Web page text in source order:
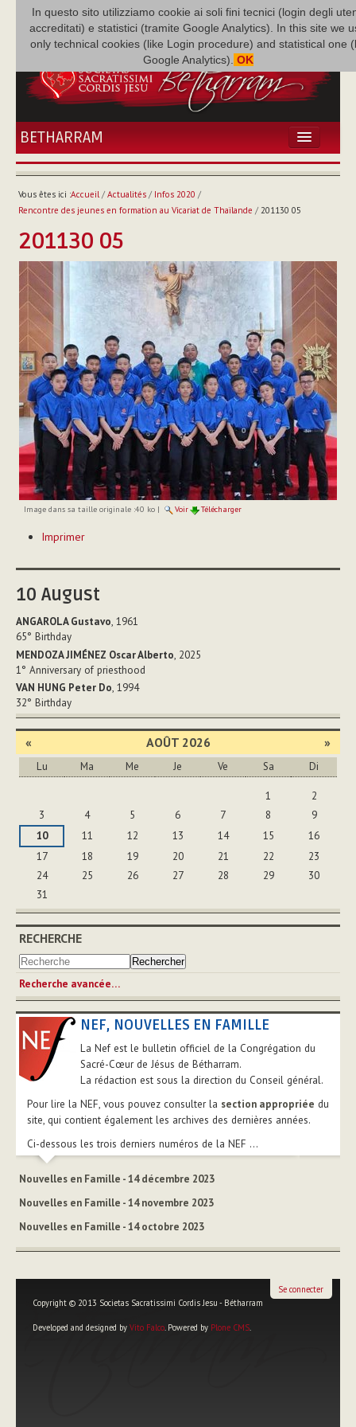
In questo sito utilizziamo cookie ai soli fini tecnici (login degli
accreditati) e statistici (tramite Google Analytics). In this site we
only technical cookies (like Login procedure) and statistical one
Google Analytics). OK
BETHARRAM
ACCUEIL
BÉTHARRAM
MISSION
NEF
MULTIMÉDIA
P. AUGUSTE ETCHÉCOPAR
Vous êtes ici :Accueil/ Actualités/ Infos 2020 /
Rencontre des jeunes en formation au Vicariat de Thaïlande / 201130 05
201130 05
Image dans sa taille originale :40 ko| Voir Télécharger
sur
document
Imprimer
10 August
ANGAROLA Gustavo, 1961
65° Birthday
MENDOZA JIMÉNEZ Oscar Alberto, 2025
1° Anniversary of priesthood
VAN HUNG Peter Do, 1994
32° Birthday
« AOÛT 2026 »
Lu Ma Me Je Ve Sa Di
1
2
3
4 5 6 7 8
9
10
11 12 13 14 15
16
17
18 19 20 21 22
23
24
25 26 27 28 29
30
31
RECHERCHE
Recherche avancée…
NEF, NOUVELLES EN FAMILLE
La Nef est le bulletin officiel de la Congrégation du
Sacré-Cœur de Jésus de Bétharram.
La rédaction est sous la direction du Conseil général.
Pour lire la NEF, vous pouvez consulter la section appropriée du
site, qui contient également les archives des dernières années.
Ci-dessous les trois derniers numéros de la NEF ...
Nouvelles en Famille - 14 décembre 2023
Nouvelles en Famille - 14 novembre 2023
Nouvelles en Famille - 14 octobre 2023
Copyright © 2013 Societas Sacratissimi Cordis Jesu - Bétharram
Developed and designed by Vito Falco. Powered by Plone CMS.
Se connecter